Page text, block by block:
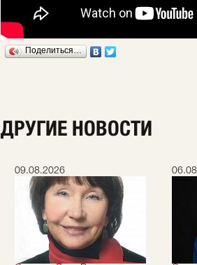
Поделиться…
ДРУГИЕ НОВОСТИ
09.08.2026